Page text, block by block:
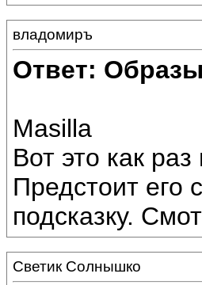
владомиръ
Ответ:
Masilla
Вот это как
Предстоит его
подсказку.
Светик Солнышко